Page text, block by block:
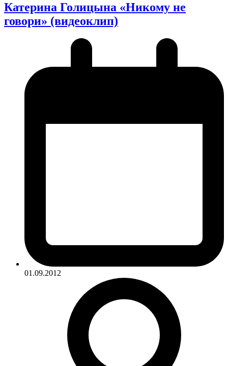
Катерина Голицына «Никому не
говори» (видеоклип)
01.09.2012